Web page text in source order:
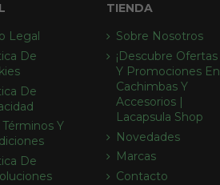
Legal
De
De
Términos Y
De
TIENDA
Sobre Nosotros
¡descubre Ofertas
Y Promociones En
Cachimbas Y
Accesorios |
Lacapsula Shop
Novedades
Marcas
Contacto